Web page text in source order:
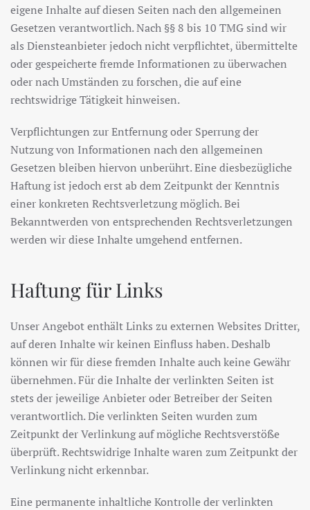
eigene Inhalte auf diesen Seiten nach den allgemeinen
Gesetzen verantwortlich. Nach §§ 8 bis 10 TMG sind wir
als Diensteanbieter jedoch nicht verpflichtet, übermittelte
oder gespeicherte fremde Informationen zu überwachen
oder nach Umständen zu forschen, die auf eine
rechtswidrige Tätigkeit hinweisen.
Verpflichtungen zur Entfernung oder Sperrung der
Nutzung von Informationen nach den allgemeinen
Gesetzen bleiben hiervon unberührt. Eine diesbezügliche
Haftung ist jedoch erst ab dem Zeitpunkt der Kenntnis
einer konkreten Rechtsverletzung möglich. Bei
Bekanntwerden von entsprechenden Rechtsverletzungen
werden wir diese Inhalte umgehend entfernen.
Haftung für Links
Unser Angebot enthält Links zu externen Websites Dritter,
auf deren Inhalte wir keinen Einfluss haben. Deshalb
können wir für diese fremden Inhalte auch keine Gewähr
übernehmen. Für die Inhalte der verlinkten Seiten ist
stets der jeweilige Anbieter oder Betreiber der Seiten
verantwortlich. Die verlinkten Seiten wurden zum
Zeitpunkt der Verlinkung auf mögliche Rechtsverstöße
überprüft. Rechtswidrige Inhalte waren zum Zeitpunkt der
Verlinkung nicht erkennbar.
Eine permanente inhaltliche Kontrolle der verlinkten